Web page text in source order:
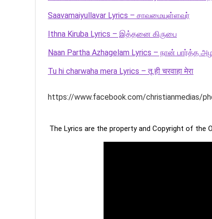
Saavamaiyullavar Lyrics – சாவமையுள்ளவர்
Ithna Kiruba Lyrics – இத்தனை கிருபை
Naan Partha Azhagelam Lyrics – நான் பார்த்த
Tu hi charwaha mera Lyrics – तू ही चरवाहा मेरा
https://www.facebook.com/christianmedias/
The Lyrics are the property and Copyright of the